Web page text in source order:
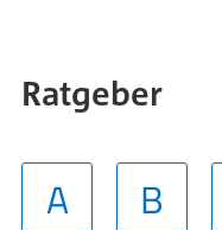
Ratgeber
A B